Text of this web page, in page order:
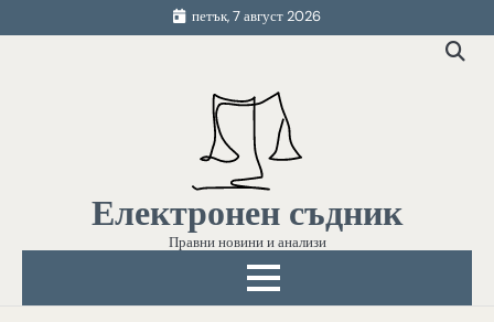
to
петък, 7 август 2026
Електронен съдник
Правни новини и анализи